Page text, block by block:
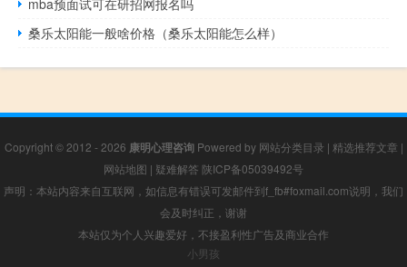
mba预面试可在研招网报名吗
桑乐太阳能一般啥价格（桑乐太阳能怎么样）
Copyright © 2012 - 2026 康明心理咨询Powered by 网站分类目录 | 精选推荐文章 |
网站地图 | 疑难解答 陕ICP备05039492号
声明：本站内容来自互联网，如信息有错误可发邮件到f_fb#foxmail.com说明，我们
会及时纠正，谢谢
本站仅为个人兴趣爱好，不接盈利性广告及商业合作
小男孩